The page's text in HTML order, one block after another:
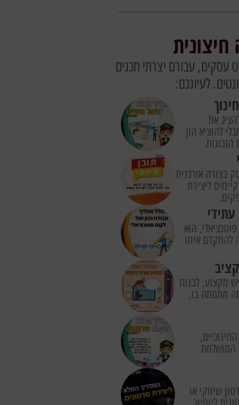
לא מעט עסקים, עבורם יצרתי תכנים
לעיונכם:
את
להוציא הון
בצורה אורגנית
ליצירת
הוא
להתקדם איתו
מקצוע, לבנות
מתמחה בו,
המושלמת
שיווקי או